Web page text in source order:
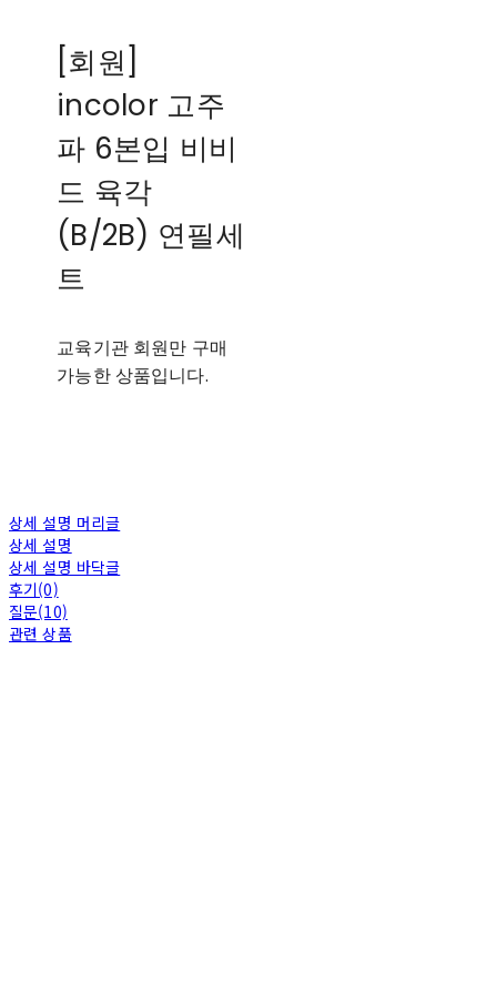
[회원]
incolor 고주
파 6본입 비비
드 육각
(B/2B) 연필세
트
교육기관 회원만 구매
가능한 상품입니다.
상세 설명 머리글
상세 설명
상세 설명 바닥글
후기(0)
질문(10)
관련 상품